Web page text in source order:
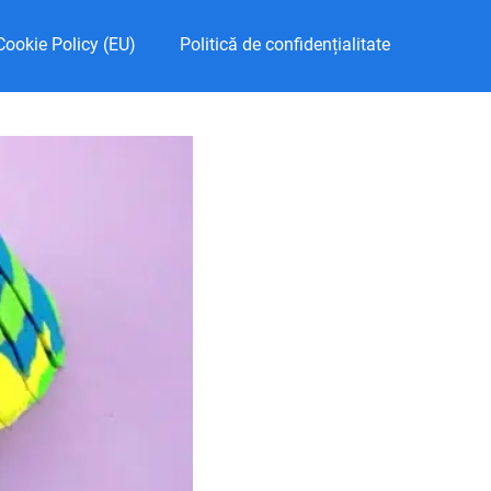
Policy (EU) Politică de confidențialitate